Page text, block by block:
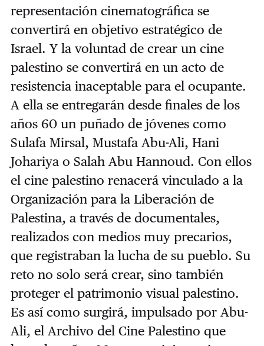
representación cinematográfica se
convertirá en objetivo estratégico de
Israel. Y la voluntad de crear un cine
palestino se convertirá en un acto de
resistencia inaceptable para el ocupante.
A ella se entregarán desde finales de los
años 60 un puñado de jóvenes como
Sulafa Mirsal, Mustafa Abu-Ali, Hani
Johariya o Salah Abu Hannoud. Con ellos
el cine palestino renacerá vinculado a la
Organización para la Liberación de
Palestina, a través de documentales,
realizados con medios muy precarios,
que registraban la lucha de su pueblo. Su
reto no solo será crear, sino también
proteger el patrimonio visual palestino.
Es así como surgirá, impulsado por Abu-
Ali, el Archivo del Cine Palestino que